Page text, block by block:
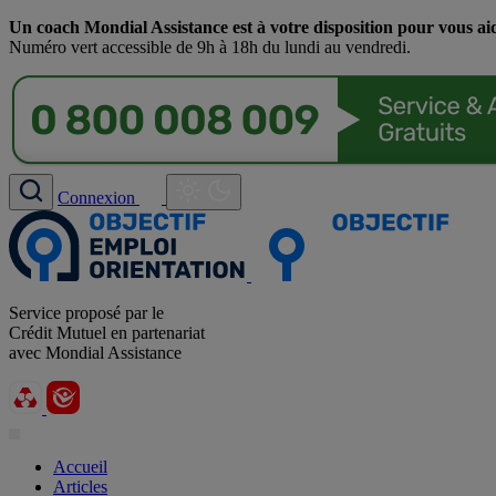
Un coach Mondial Assistance est à votre disposition pour vous
Numéro vert accessible de 9h à 18h du lundi au vendredi.
Connexion
Service proposé par le
Crédit Mutuel en partenariat
avec Mondial Assistance
Accueil
Articles